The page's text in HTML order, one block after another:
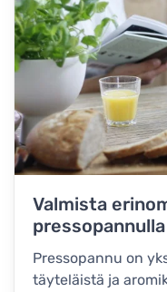
Valmista
pressopannulla
Pressopannu on
täyteläistä ja